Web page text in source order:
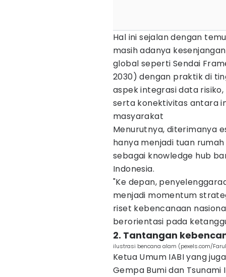
Hal ini sejalan dengan
masih adanya
global seperti Sendai
2030) dengan praktik di
aspek integrasi data
serta konektivitas antara
masyarakat
Menurutnya, diterimanya
hanya menjadi tuan
sebagai knowledge hub
Indonesia.
"Ke depan,
menjadi momentum
riset kebencanaan
berorientasi pada
2. Tantangan
ilustrasi bencana alam (pexels.com/
Ketua Umum IABI yang
Gempa Bumi dan